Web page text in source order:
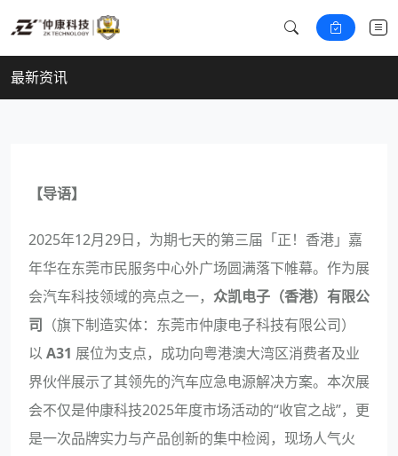
最新资讯
【导语】
2025年12月29日，为期七天的第三届「正！香港」嘉
年华在东莞市民服务中心外广场圆满落下帷幕。作为展
会汽车科技领域的亮点之一， 众凯电子（香港）有限公
司 （旗下制造实体：东莞市仲康电子科技有限公司）
以 A31 展位为支点，成功向粤港澳大湾区消费者及业
界伙伴展示了其领先的汽车应急电源解决方案。本次展
会不仅是仲康科技2025年度市场活动的“收官之战”，更
是一次品牌实力与产品创新的集中检阅，现场人气火